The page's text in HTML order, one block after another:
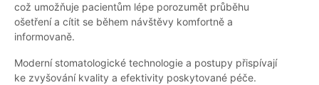
což umožňuje pacientům lépe porozumět průběhu
ošetření a cítit se během návštěvy komfortně a
informovaně.
Moderní stomatologické technologie a postupy přispívají
ke zvyšování kvality a efektivity poskytované péče.